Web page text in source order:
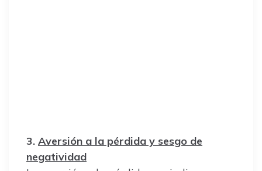
3. Aversión a la pérdida y sesgo de
negatividad